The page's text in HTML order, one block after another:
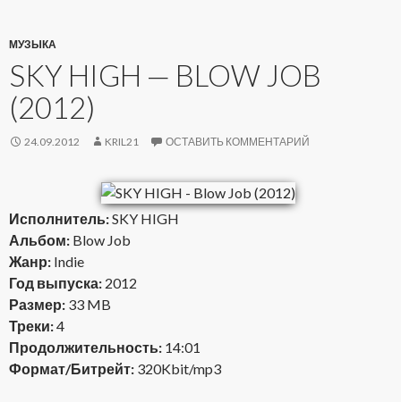
МУЗЫКА
SKY HIGH — BLOW JOB
(2012)
24.09.2012 KRIL21 ОСТАВИТЬ КОММЕНТАРИЙ
Исполнитель:SKY HIGH
Альбом: Blow Job
Жанр: Indie
Год выпуска: 2012
Размер: 33 MB
Треки:4
Продолжительность: 14:01
Формат/Битрейт: 320Kbit/mp3